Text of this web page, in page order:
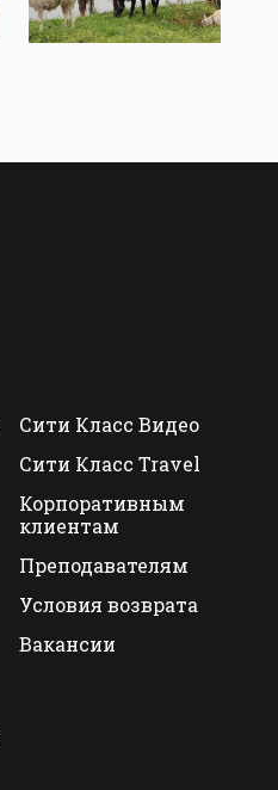
Сити Класс Видео
Сити Класс Travel
Корпоративным
клиентам
Преподавателям
Условия возврата
Вакансии